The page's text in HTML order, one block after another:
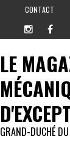
CONTACT
LE
GRAND-DUCHÉ